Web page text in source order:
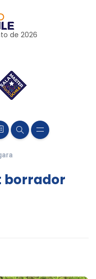
de 2026
borrador